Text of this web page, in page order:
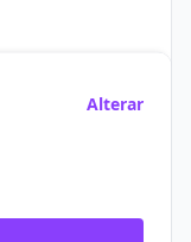
Alterar